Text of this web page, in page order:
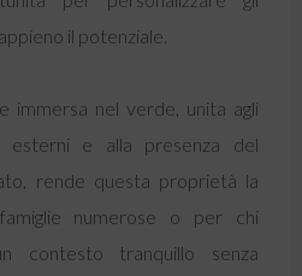
il potenziale.
immersa nel verde, unita agli
esterni e alla presenza del
rende questa proprietà la
numerose o per chi
contesto tranquillo senza